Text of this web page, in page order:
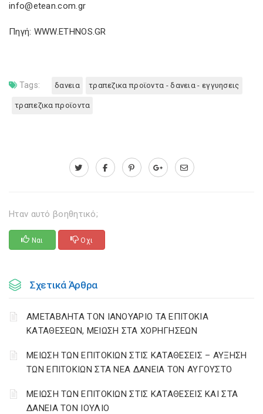
info@etean.com.gr
Πηγή: WWW.ETHNOS.GR
Tags: δανεια τραπεζικα προϊοντα - δανεια - εγγυησεις
τραπεζικα προϊοντα
Ηταν αυτό βοηθητικό;
Ναι Οχι
Σχετικά Άρθρα
ΑΜΕΤΑΒΛΗΤΑ ΤΟΝ ΙΑΝΟΥΑΡΙΟ ΤΑ ΕΠΙΤΟΚΙΑ
ΚΑΤΑΘΕΣΕΩΝ, ΜΕΙΩΣΗ ΣΤΑ ΧΟΡΗΓΗΣΕΩΝ
ΜΕΙΩΣΗ ΤΩΝ ΕΠΙΤΟΚΙΩΝ ΣΤΙΣ ΚΑΤΑΘΕΣΕΙΣ – ΑΥΞΗΣΗ
ΤΩΝ ΕΠΙΤΟΚΙΩΝ ΣΤΑ ΝΕΑ ΔΑΝΕΙΑ ΤΟΝ ΑΥΓΟΥΣΤΟ
ΜΕΙΩΣΗ ΤΩΝ ΕΠΙΤΟΚΙΩΝ ΣΤΙΣ ΚΑΤΑΘΕΣΕΙΣ ΚΑΙ ΣΤΑ
ΔΑΝΕΙΑ ΤΟΝ ΙΟΥΛΙΟ